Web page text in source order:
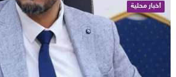
أخبار محلية